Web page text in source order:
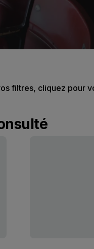
filtres, cliquez pour